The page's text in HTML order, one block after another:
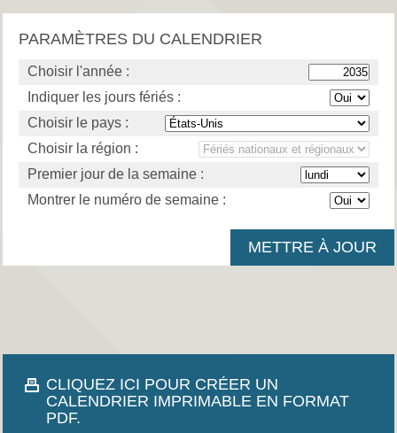
PARAMÈTRES DU CALENDRIER
Choisir l'année :
Indiquer les jours fériés :
Choisir le pays :
Choisir la région :
Premier jour de la semaine :
Montrer le numéro de semaine :
CLIQUEZ ICI POUR CRÉER UN
CALENDRIER IMPRIMABLE EN FORMAT
PDF.